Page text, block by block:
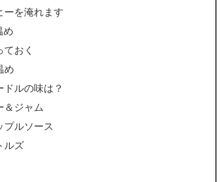
ーを淹れます
め
おく
め
ドルの味は？
＆ジャム
プルソース
ルズ